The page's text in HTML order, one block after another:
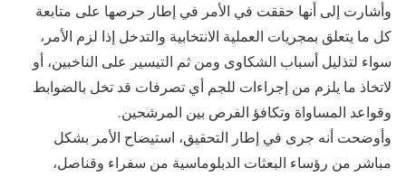
وأشارت إلى أنها حققت في الأمر في إطار حرصها على متابعة
كل ما يتعلق بمجريات العملية الانتخابية والتدخل إذا لزم الأمر،
سواء لتذليل أسباب الشكاوى ومن ثم التيسير على الناخبين، أو
لاتخاذ ما يلزم من إجراءات للجم أي تصرفات قد تخل بالضوابط
وقواعد المساواة وتكافؤ الفرص بين المرشحين.
وأوضحت أنه جرى في إطار التحقيق، استيضاح الأمر بشكل
مباشر من رؤساء البعثات الدبلوماسية من سفراء وقناصل،